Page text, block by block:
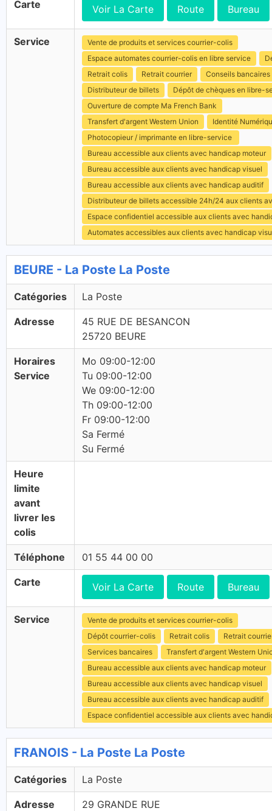
Carte Voir La Carte Route Bureau
Service
Vente de produits et services courrier-colis
Espace automates courrier-colis en libre service
Retrait colis
Retrait courrier
Conseils bancaires
Distributeur de billets
Dépôt de chèques en libre-
Ouverture de compte Ma French Bank
Transfert d'argent Western Union
Identité
Photocopieur / imprimante en libre-service
Bureau accessible aux clients avec handicap moteur
Bureau accessible aux clients avec handicap visuel
Bureau accessible aux clients avec handicap auditif
Distributeur de billets accessible 24h/24 aux clients
Espace confidentiel accessible aux clients avec
Automates accessibles aux clients avec handicap
BEURE - La Poste La Poste
Catégories La Poste
Adresse
45 RUE DE BESANCON
25720 BEURE
Horaires
Service
Mo 09:00-12:00
Tu 09:00-12:00
We 09:00-12:00
Th 09:00-12:00
Fr 09:00-12:00
Sa Fermé
Su Fermé
Heure
limite
avant
livrer les
colis
Téléphone 01 55 44 00 00
Carte Voir La Carte Route Bureau
Service
Vente de produits et services courrier-colis
Dépôt courrier-colis
Retrait colis
Retrait
Services bancaires
Transfert d'argent Western
Bureau accessible aux clients avec handicap moteur
Bureau accessible aux clients avec handicap visuel
Bureau accessible aux clients avec handicap auditif
Espace confidentiel accessible aux clients avec
FRANOIS - La Poste La Poste
Catégories La Poste
Adresse
29 GRANDE RUE